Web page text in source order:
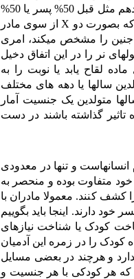
زایمان قبلی خود فرزند پسر به دنیا آورده باشد باز هم احتمال دختر یا پسر شدن نوزاد در زایمان یازدهم مثل قبل 50% پسر یا 50%
که بصورت دو X از سوی مادر
را مشخص میکند، امری
نر را در این اتفاق دخیل
لقاح یابد یا نوبت را به
سالها یا دهه های مختلف
متولدین یک جنسیت آمار
گذاشته باشند در دست
و تنها در معدودی
متفاوت بوده و منحصر به
کشف کنند. معمولا مادران با
دارند. اینجا باید بگوییم
کودک یا شناخت نیازهای
کودک را در زمره این آدمیان
و هرچند در بعضی مسایل
که هر کودکی با هر جنسیت و